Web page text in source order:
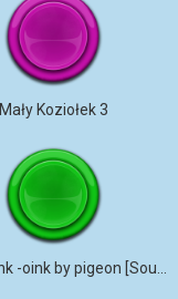
Mały Koziołek 3